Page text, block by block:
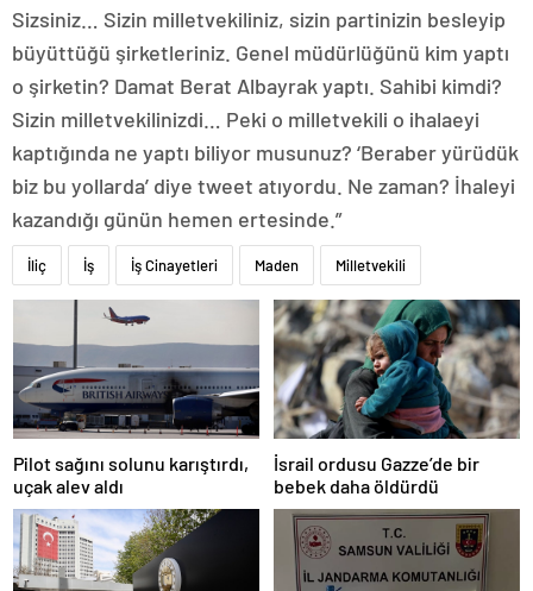
Sizsiniz… Sizin milletvekiliniz, sizin partinizin besleyip
büyüttüğü şirketleriniz. Genel müdürlüğünü kim yaptı
o şirketin? Damat Berat Albayrak yaptı. Sahibi kimdi?
Sizin milletvekilinizdi… Peki o milletvekili o ihalaeyi
kaptığında ne yaptı biliyor musunuz? ‘Beraber yürüdük
biz bu yollarda’ diye tweet atıyordu. Ne zaman? İhaleyi
kazandığı günün hemen ertesinde.”
İliç İş İş Cinayetleri Maden Milletvekili
Pilot sağını solunu karıştırdı,
uçak alev aldı
İsrail ordusu Gazze’de bir
bebek daha öldürdü